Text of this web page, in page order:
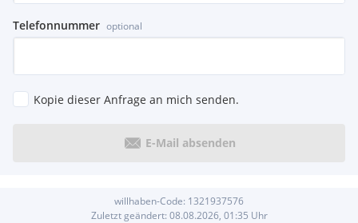
Telefonnummer optional
Kopie dieser Anfrage an mich senden.
E-Mail absenden
willhaben-Code: 1321937576
Zuletzt geändert: 08.08.2026, 01:35 Uhr